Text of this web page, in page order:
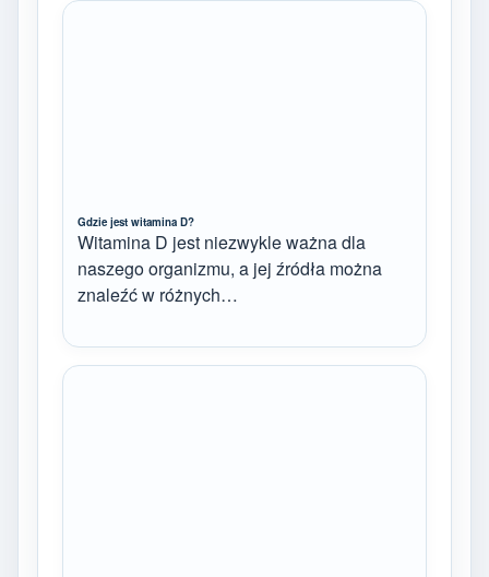
Gdzie jest witamina D?
Witamina D jest niezwykle ważna dla
naszego organizmu, a jej źródła można
znaleźć w różnych…